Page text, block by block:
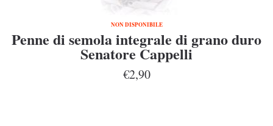
NON DISPONIBILE
Penne di semola integrale di grano duro
Senatore Cappelli
€2,90